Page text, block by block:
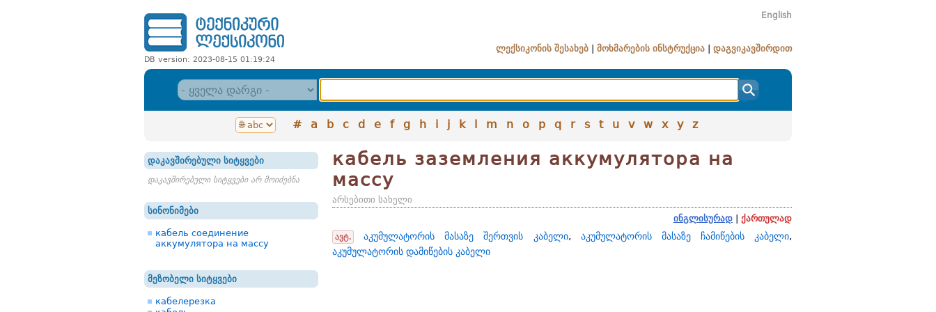
DB version: 2023-08-15 01:19:24
English
ლექსიკონის შესახებ მოხმარების ინსტრუქცია დაგვიკავშირდით
# a b c d e f g h i j k l m n o p q r s t u v w x y z
დაკავშირებული სიტყვები
დაკავშირებული სიტყვები არ მოიძებნა
სინონიმები
кабель соединение
аккумулятора на массу
მეზობელი სიტყვები
кабелерезка
кабель заземления аккумулятора на
массу
არსებითი სახელი
ინგლისურად
ქართულად
ავტ. აკუმულატორის მასაზე შერთვის კაბელი, აკუმულატორის მასაზე ჩამიწების კაბელი,
აკუმულატორის დამიწების კაბელი